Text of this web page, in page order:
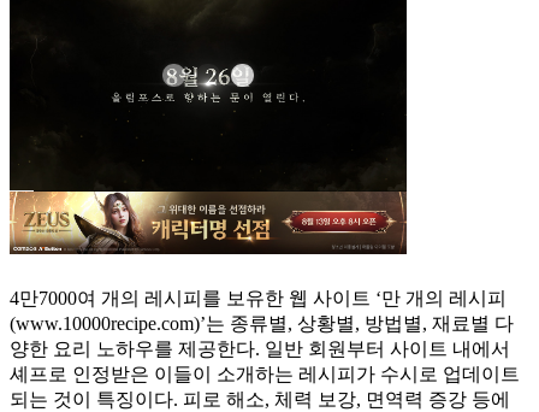
4만7000여 개의 레시피를 보유한 웹 사이트 ‘만 개의 레시피
(www.10000recipe.com)’는 종류별, 상황별, 방법별, 재료별 다
양한 요리 노하우를 제공한다. 일반 회원부터 사이트 내에서
셰프로 인정받은 이들이 소개하는 레시피가 수시로 업데이트
되는 것이 특징이다. 피로 해소, 체력 보강, 면역력 증강 등에